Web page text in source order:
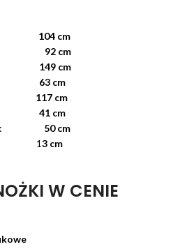
104 cm
92 cm
cm
63 cm
117 cm
41 cm
50 cm
13 cm
W CENIE